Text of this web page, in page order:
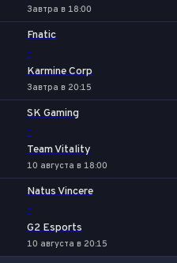
Завтра в 18:00
Fnatic
-
Karmine Corp
Завтра в 20:15
SK Gaming
-
Team Vitality
10 августа в 18:00
Natus Vincere
-
G2 Esports
10 августа в 20:15